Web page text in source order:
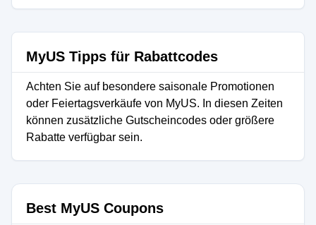
MyUS Tipps für Rabattcodes
Achten Sie auf besondere saisonale Promotionen
oder Feiertagsverkäufe von MyUS. In diesen Zeiten
können zusätzliche Gutscheincodes oder größere
Rabatte verfügbar sein.
Best MyUS Coupons